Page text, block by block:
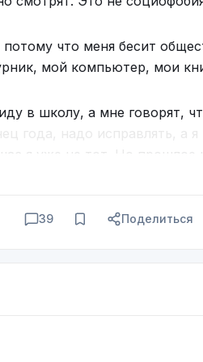
что меня бесит
мой компьютер, мои
в школу, а мне говорят,
года, надо исправлять, а я
дети выводит из себя.
в городской котельной.
между
39 Поделиться